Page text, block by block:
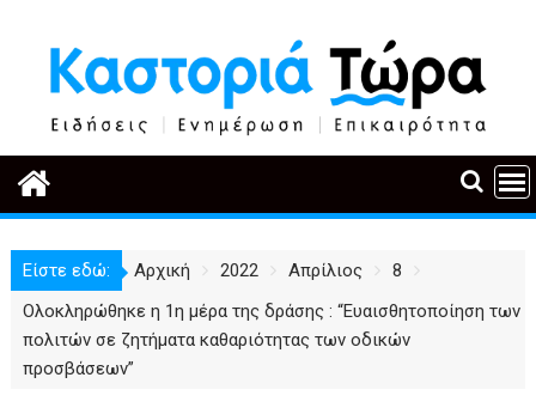
περιεχόμενο
Είστε εδώ: Αρχική 2022 Απρίλιος
8
Ολοκληρώθηκε η 1η μέρα της δράσης : “Ευαισθητοποίηση των
πολιτών σε ζητήματα καθαριότητας των οδικών
προσβάσεων”